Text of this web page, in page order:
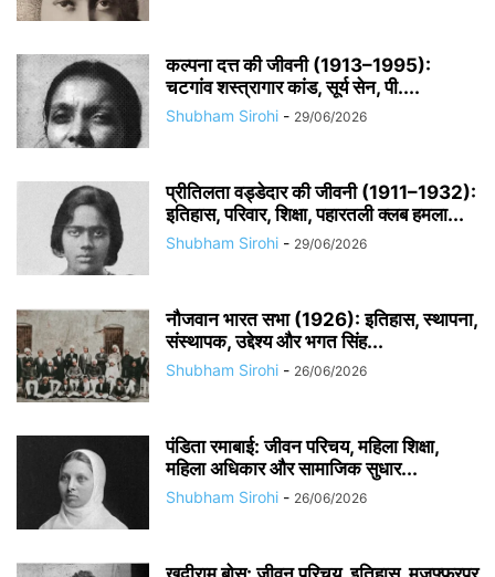
कल्पना दत्त की जीवनी (1913–1995):
चटगांव शस्त्रागार कांड, सूर्य सेन, पी....
Shubham Sirohi - 29/06/2026
प्रीतिलता वड्डेदार की जीवनी (1911–1932):
इतिहास, परिवार, शिक्षा, पहारतली क्लब हमला...
Shubham Sirohi - 29/06/2026
नौजवान भारत सभा (1926): इतिहास, स्थापना,
संस्थापक, उद्देश्य और भगत सिंह...
Shubham Sirohi - 26/06/2026
पंडिता रमाबाई: जीवन परिचय, महिला शिक्षा,
महिला अधिकार और सामाजिक सुधार...
Shubham Sirohi - 26/06/2026